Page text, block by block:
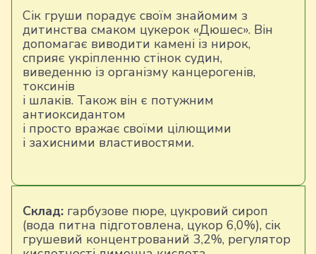
Сік груши порадує своїм знайомим з
дитинства смаком цукерок «Дюшес». Він
допомагає виводити камені із нирок,
сприяє укріпленню стінок судин,
виведенню із організму канцерогенів,
токсинів
і шлаків. Також він є потужним
антиоксидантом
і просто вражає своїми цілющими
і захисними властивостями.
Склад: гарбузове пюре, цукровий сироп
(вода питна підготовлена, цукор 6,0%), ciк
грушевий концентрований 3,2%, регулятор